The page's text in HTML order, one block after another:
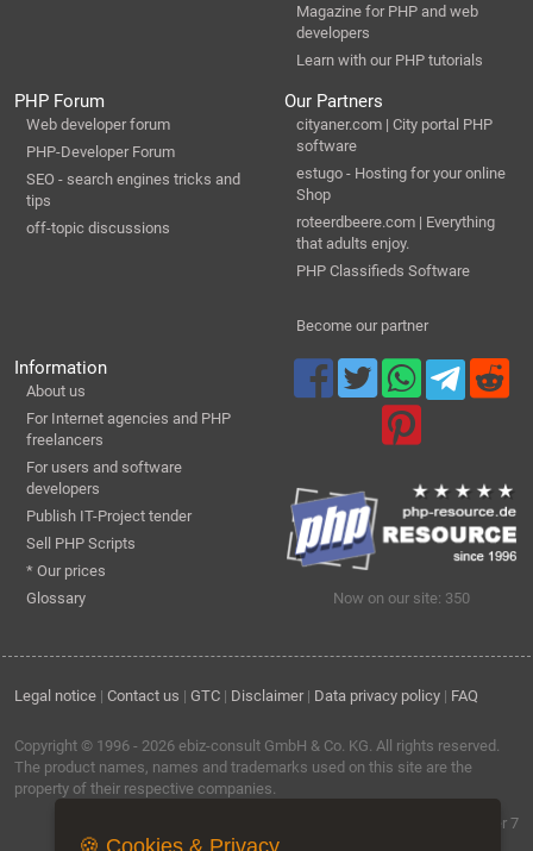
Magazine for PHP and web
developers
Learn with our PHP tutorials
PHP Forum
Web developer forum
PHP-Developer Forum
SEO - search engines tricks and
tips
off-topic discussions
Our Partners
cityaner.com | City portal PHP
software
estugo - Hosting for your online
Shop
roteerdbeere.com | Everything
that adults enjoy.
PHP Classifieds Software
Become our partner
Information
About us
For Internet agencies and PHP
freelancers
For users and software
developers
Publish IT-Project tender
Sell PHP Scripts
* Our prices
Glossary
Now on our site: 350
Legal notice | Contact us | GTC | Disclaimer| Data privacy policy | FAQ
Copyright © 1996 - 2026 ebiz-consult GmbH & Co. KG. All rights reserved.
The product names, names and trademarks used on this site are the
property of their respective companies.
Software by ebiz-trader 7
🍪 Cookies & Privacy